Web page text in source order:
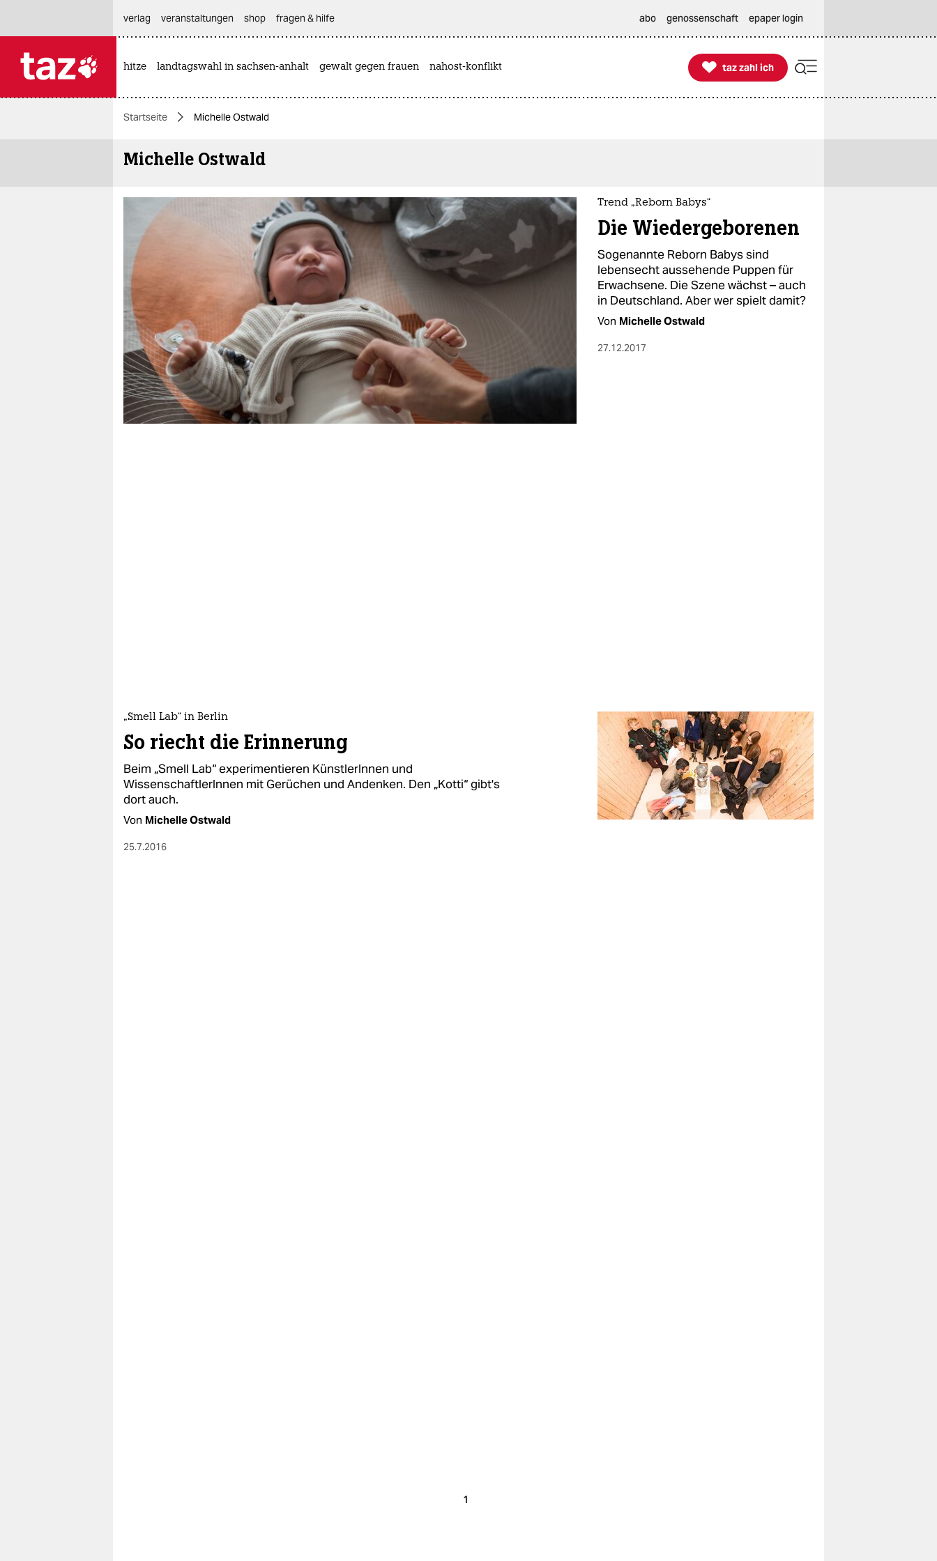
themen
politik
gesellschaft
kultur
sport
berlin
nord
wahrheit
verlag
verlag
veranstaltungen shop fragen & hilfe abo genossenschaft epaper login
hitze landtagswahl in sachsen-anhalt gewalt gegen frauen nahost-konflikt 
taz zahl ich
taz zahl ich
Startseite Michelle Ostwald
Michelle Ostwald
Trend „Reborn Babys“
Die Wiedergeborenen
Sogenannte Reborn Babys sind
lebensecht aussehende Puppen für
Erwachsene. Die Szene wächst – auch
in Deutschland. Aber wer spielt damit?
Von Michelle Ostwald
27.12.2017
„Smell Lab“ in Berlin
So riecht die Erinnerung
Beim „Smell Lab“ experimentieren KünstlerInnen und
WissenschaftlerInnen mit Gerüchen und Andenken. Den „Kotti“ gibt's
dort auch.
Von Michelle Ostwald
25.7.2016
1